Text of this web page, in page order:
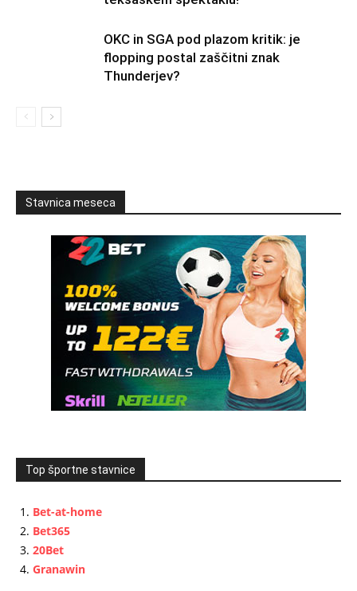
OKC in SGA pod plazom kritik: je
flopping postal zaščitni znak
Thunderjev?
Stavnica meseca
Top športne stavnice
Bet-at-home
Bet365
20Bet
Granawin